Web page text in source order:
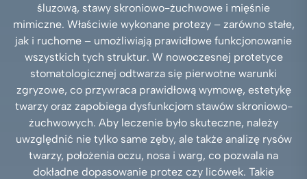
śluzową, stawy skroniowo-żuchwowe i mięśnie
mimiczne. Właściwie wykonane protezy – zarówno stałe,
jak i ruchome – umożliwiają prawidłowe funkcjonowanie
wszystkich tych struktur. W nowoczesnej protetyce
stomatologicznej odtwarza się pierwotne warunki
zgryzowe, co przywraca prawidłową wymowę, estetykę
twarzy oraz zapobiega dysfunkcjom stawów skroniowo-
żuchwowych. Aby leczenie było skuteczne, należy
uwzględnić nie tylko same zęby, ale także analizę rysów
twarzy, położenia oczu, nosa i warg, co pozwala na
dokładne dopasowanie protez czy licówek. Takie